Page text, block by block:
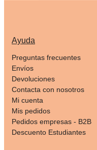
Ayuda
Preguntas frecuentes
Envíos
Devoluciones
Contacta con nosotros
Mi cuenta
Mis pedidos
Pedidos empresas - B2B
Descuento Estudiantes